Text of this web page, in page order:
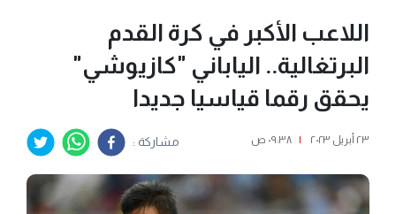
اللاعب الأكبر في كرة القدم
البرتغالية.. الياباني "كازيوشي"
يحقق رقما قياسيا جديدا
٢٣ أبريل ٢٠٢٣ | ٠٩:٣٨ ص مشاركة :